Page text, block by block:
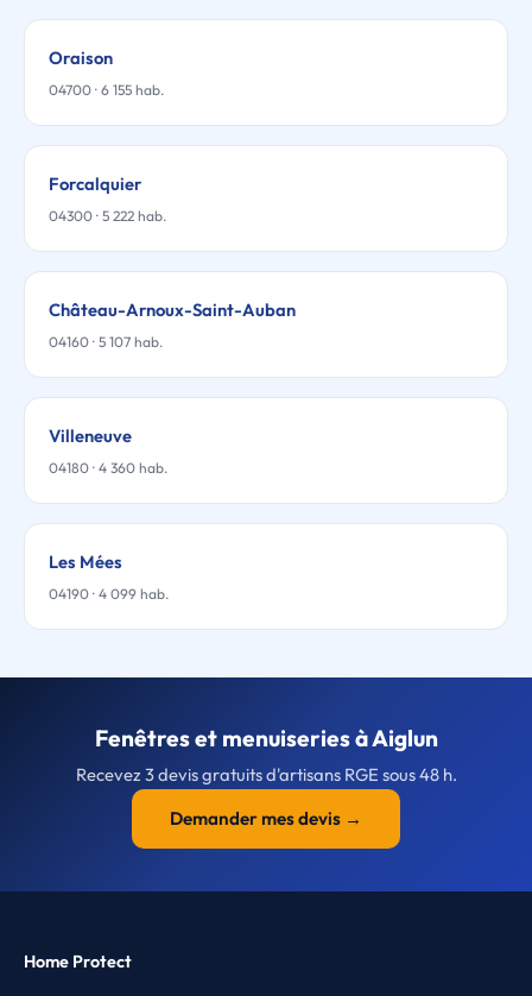
Oraison
04700 · 6 155 hab.
Forcalquier
04300 · 5 222 hab.
Château-Arnoux-Saint-Auban
04160 · 5 107 hab.
Villeneuve
04180 · 4 360 hab.
Les Mées
04190 · 4 099 hab.
Fenêtres et menuiseries à Aiglun
Recevez 3 devis gratuits d'artisans RGE sous 48 h.
Demander mes devis →
Home Protect